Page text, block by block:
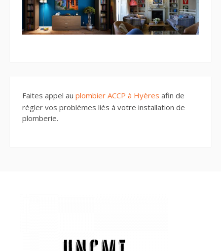
Faites appel au plombier ACCP à Hyères afin de
régler vos problèmes liés à votre installation de
plomberie.